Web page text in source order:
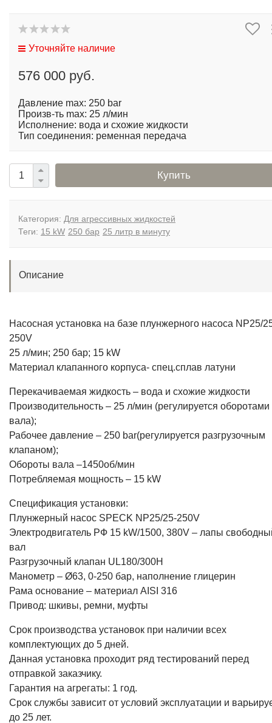
Уточняйте наличие
576 000 руб.
Давление max: 250 bar
Произв-ть max: 25 л/мин
Исполнение: вода и схожие жидкости
Тип соединения: ременная передача
Купить
Категория: Для агрессивных жидкостей
Теги: 15 kW 250 бар 25 литр в минуту
Описание
Насосная установка на базе плунжерного насоса NP25/
250V
25 л/мин; 250 бар; 15 kW
Материал клапанного корпуса- спец.сплав латуни
Перекачиваемая жидкость – вода и схожие жидкости
Производительность – 25 л/мин (регулируется оборотами
вала);
Рабочее давление – 250 bar(регулируется разгрузочным
клапаном);
Обороты вала –1450об/мин
Потребляемая мощность – 15 kW
Спецификация установки:
Плунжерный насос SPECK NP25/25-250V
Электродвигатель РФ 15 kW/1500, 380V – лапы
вал
Разгрузочный клапан UL180/300H
Манометр – Ø63, 0-250 бар, наполнение глицерин
Рама основание – материал AISI 316
Привод: шкивы, ремни, муфты
Срок производства установок при наличии всех
комплектующих до 5 дней.
Данная установка проходит ряд тестирований перед
отправкой заказчику.
Гарантия на агрегаты: 1 год.
Срок службы зависит от условий эксплуатации и
до 25 лет.